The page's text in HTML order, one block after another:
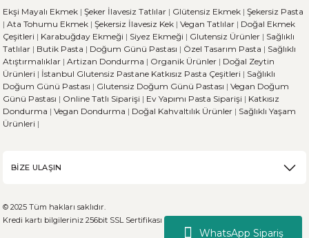
WhatsApp Sipariş
Ekşi Mayalı Ekmek | Şeker İlavesiz Tatlılar | Glütensiz Ekmek | Şekersiz Pasta
| Ata Tohumu Ekmek | Şekersiz İlavesiz Kek | Vegan Tatlılar | Doğal Ekmek
Çeşitleri | Karabuğday Ekmeği | Siyez Ekmeği | Glutensiz Ürünler | Sağlıklı
Tatlılar | Butik Pasta | Doğum Günü Pastası | Özel Tasarım Pasta | Sağlıklı
Atıştırmalıklar | Artizan Dondurma | Organik Ürünler | Doğal Zeytin
Ürünleri | İstanbul Glutensiz Pastane Katkısız Pasta Çeşitleri | Sağlıklı
Doğum Günü Pastası | Glutensiz Doğum Günü Pastası | Vegan Doğum
Günü Pastası | Online Tatlı Siparişi | Ev Yapımı Pasta Siparişi | Katkısız
Dondurma | Vegan Dondurma | Doğal Kahvaltılık Ürünler | Sağlıklı Yaşam
Ürünleri |
BİZE ULAŞIN
© 2025 Tüm hakları saklıdır.
Kredi kartı bilgileriniz 256bit SSL Sertifikası ile %100 koruma altındadır.